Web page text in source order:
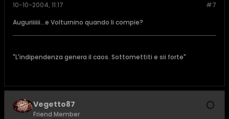
#7
10-10-2004, 11:17
Auguriiiiii...e Volturnino quando li compie?
"L'indipendenza genera il caos. Sottomettiti e sii forte"
Vegetto87
Friend Member